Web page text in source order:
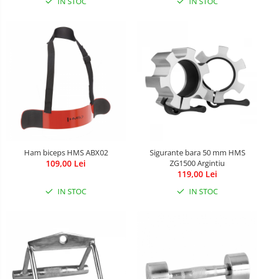
Carusele patut
Lampi de veghe
Mobilier Birou
Saltele de infasat
Ham biceps HMS ABX02
109,00 Lei
IN STOC
Sigurante bara 50 mm HMS
ZG1500 Argintiu
119,00 Lei
IN STOC